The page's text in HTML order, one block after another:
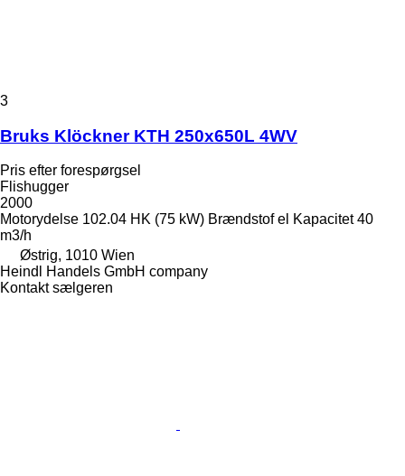
3
Bruks Klöckner KTH 250x650L 4WV
Pris efter forespørgsel
Flishugger
2000
Motorydelse 102.04 HK (75 kW) Brændstof el Kapacitet 40
m3/h
Østrig, 1010 Wien
Heindl Handels GmbH company
Kontakt sælgeren